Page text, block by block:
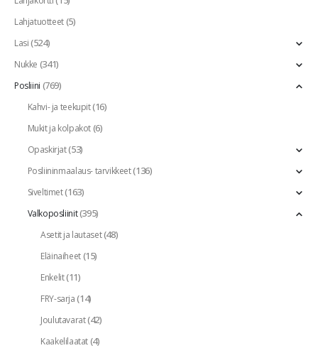
Lahjatuotteet(5)
Lasi(524)
Nukke (341)
Posliini (769)
Kahvi- ja teekupit(16)
Mukit ja kolpakot(6)
Opaskirjat(53)
Posliininmaalaus- tarvikkeet(136)
Siveltimet(163)
Valkoposliinit(395)
Asetit ja lautaset(48)
Eläinaiheet(15)
Enkelit(11)
FRY-sarja(14)
Joulutavarat(42)
Kaakelilaatat(4)